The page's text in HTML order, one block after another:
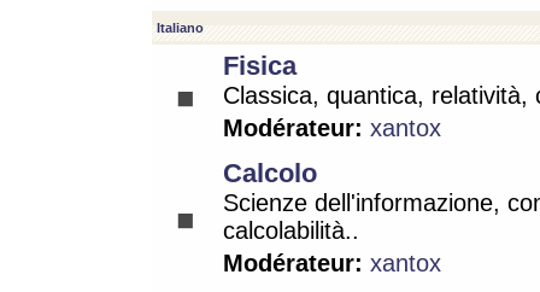
Italiano
Fisica
Classica, quantica, relatività,
Modérateur: xantox
Calcolo
Scienze dell'informazione,
calcolabilità..
Modérateur: xantox